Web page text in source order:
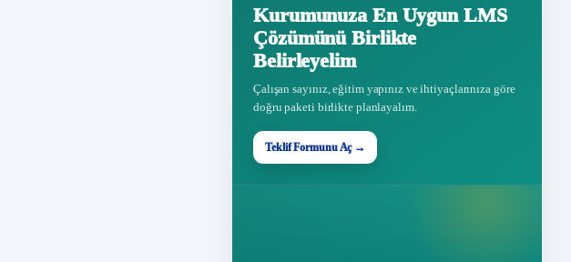
Kurumunuza En Uygun LMS
Çözümünü Birlikte
Belirleyelim
Çalışan sayınız, eğitim yapınız ve ihtiyaçlarınıza göre
doğru paketi birlikte planlayalım.
Teklif Formunu Aç →
Teklif